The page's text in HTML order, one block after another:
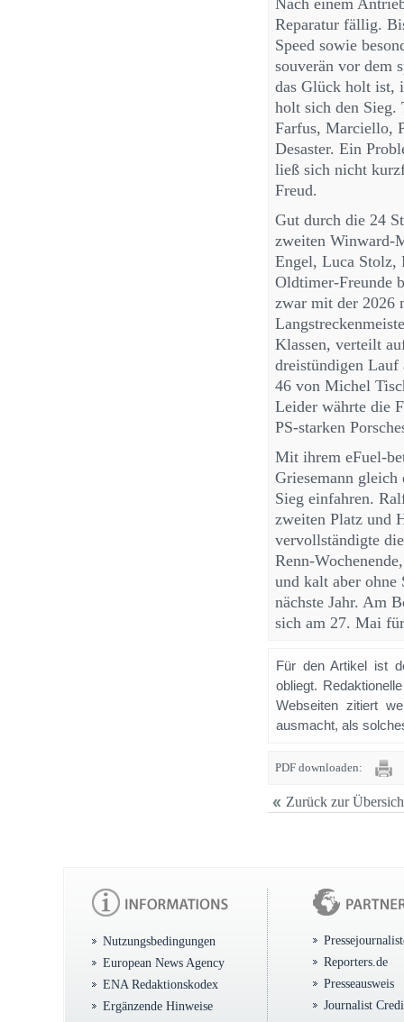
Nach einem
Reparatur fällig.
Speed sowie
souverän vor dem
das Glück holt ist,
holt sich den
Farfus, Marciello,
Desaster. Ein
ließ sich nicht
Freud.
Gut durch die 24
zweiten Winward-
Engel, Luca Stolz,
Oldtimer-Freunde
zwar mit der 2026
Klassen, verteilt
dreistündigen
46 von Michel
Leider währte die
PS-starken
Mit ihrem eFuel-
Griesemann gleich
Sieg einfahren.
zweiten Platz und
vervollständigte
Renn-
und kalt aber ohne
nächste Jahr. Am
sich am 27. Mai
Für den Artikel ist
obliegt.
Webseiten zitiert
ausmacht, als
PDF downloaden:
Zurück zur
Nutzungsbedingungen
European News Agency
ENA Redaktionskodex
Ergänzende Hinweise
Reporters.de
Presseausweis
Journalist